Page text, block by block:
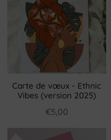
Carte de vœux - Ethnic
Vibes (version 2025)
€5,00